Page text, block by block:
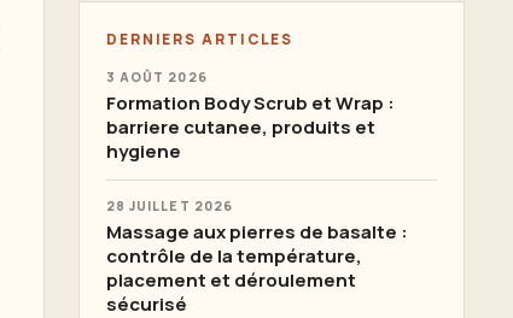
DERNIERS ARTICLES
3 AOÛT 2026
Formation Body Scrub et Wrap :
barriere cutanee, produits et
hygiene
28 JUILLET 2026
Massage aux pierres de basalte :
contrôle de la température,
placement et déroulement
sécurisé